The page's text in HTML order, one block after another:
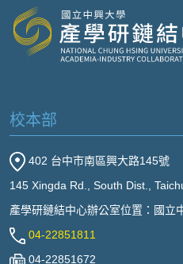
校本部
402 台中市南區興大路145號
145 Xingda Rd., South Dist.,
產學研鏈結中心辦公室位置：國立
04-22851811
04-22851672